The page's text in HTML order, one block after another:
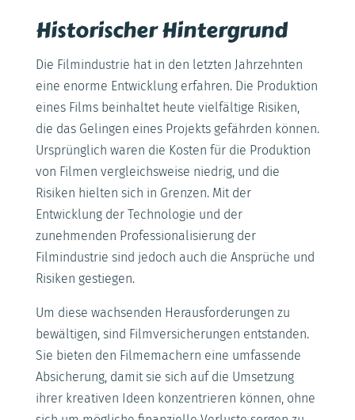
Historischer Hintergrund
Die Filmindustrie hat in den letzten Jahrzehnten
eine enorme Entwicklung erfahren. Die Produktion
eines Films beinhaltet heute vielfältige Risiken,
die das Gelingen eines Projekts gefährden können.
Ursprünglich waren die Kosten für die Produktion
von Filmen vergleichsweise niedrig, und die
Risiken hielten sich in Grenzen. Mit der
Entwicklung der Technologie und der
zunehmenden Professionalisierung der
Filmindustrie sind jedoch auch die Ansprüche und
Risiken gestiegen.
Um diese wachsenden Herausforderungen zu
bewältigen, sind Filmversicherungen entstanden.
Sie bieten den Filmemachern eine umfassende
Absicherung, damit sie sich auf die Umsetzung
ihrer kreativen Ideen konzentrieren können, ohne